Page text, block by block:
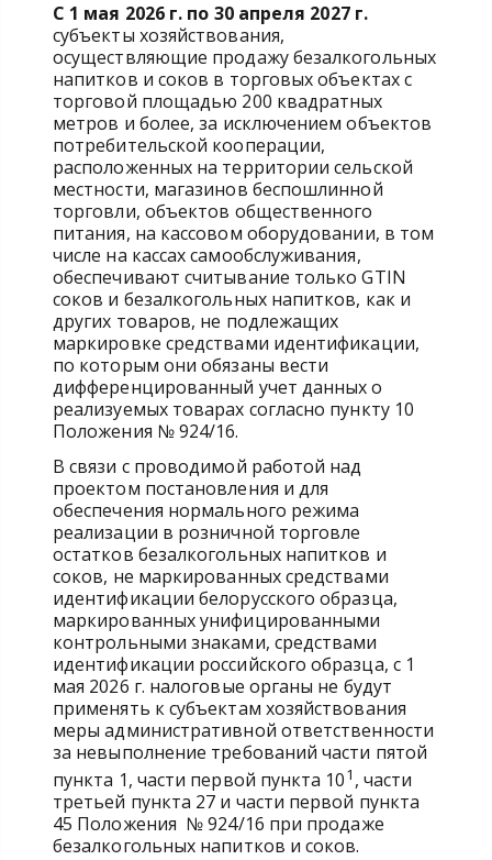
С 1 мая 2026 г. по 30 апреля 2027 г.
субъекты хозяйствования,
осуществляющие продажу безалкогольных
напитков и соков в торговых объектах с
торговой площадью 200 квадратных
метров и более, за исключением объектов
потребительской кооперации,
расположенных на территории сельской
местности, магазинов беспошлинной
торговли, объектов общественного
питания, на кассовом оборудовании, в том
числе на кассах самообслуживания,
обеспечивают считывание только GTIN
соков и безалкогольных напитков, как и
других товаров, не подлежащих
маркировке средствами идентификации,
по которым они обязаны вести
дифференцированный учет данных о
реализуемых товарах согласно пункту 10
Положения № 924/16.
В связи с проводимой работой над
проектом постановления и для
обеспечения нормального режима
реализации в розничной торговле
остатков безалкогольных напитков и
соков, не маркированных средствами
идентификации белорусского образца,
маркированных унифицированными
контрольными знаками, средствами
идентификации российского образца, с 1
мая 2026 г. налоговые органы не будут
применять к субъектам хозяйствования
меры административной ответственности
за невыполнение требований части пятой
пункта 1, части первой пункта 101 , части
третьей пункта 27 и части первой пункта
45 Положения № 924/16 при продаже
безалкогольных напитков и соков.